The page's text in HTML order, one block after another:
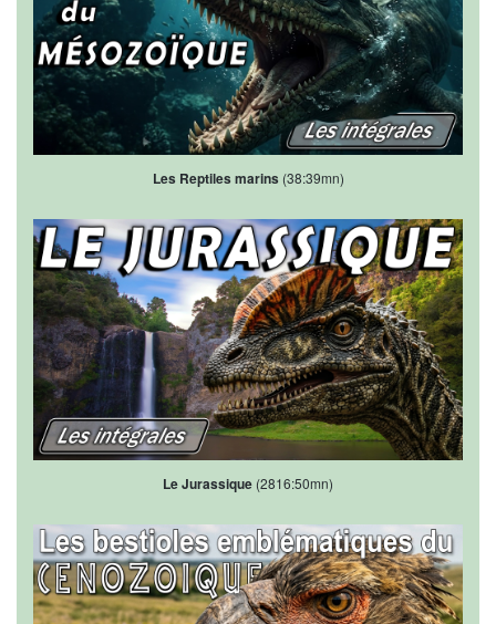
Les Reptiles marins (38:39mn)
Le Jurassique (2816:50mn)